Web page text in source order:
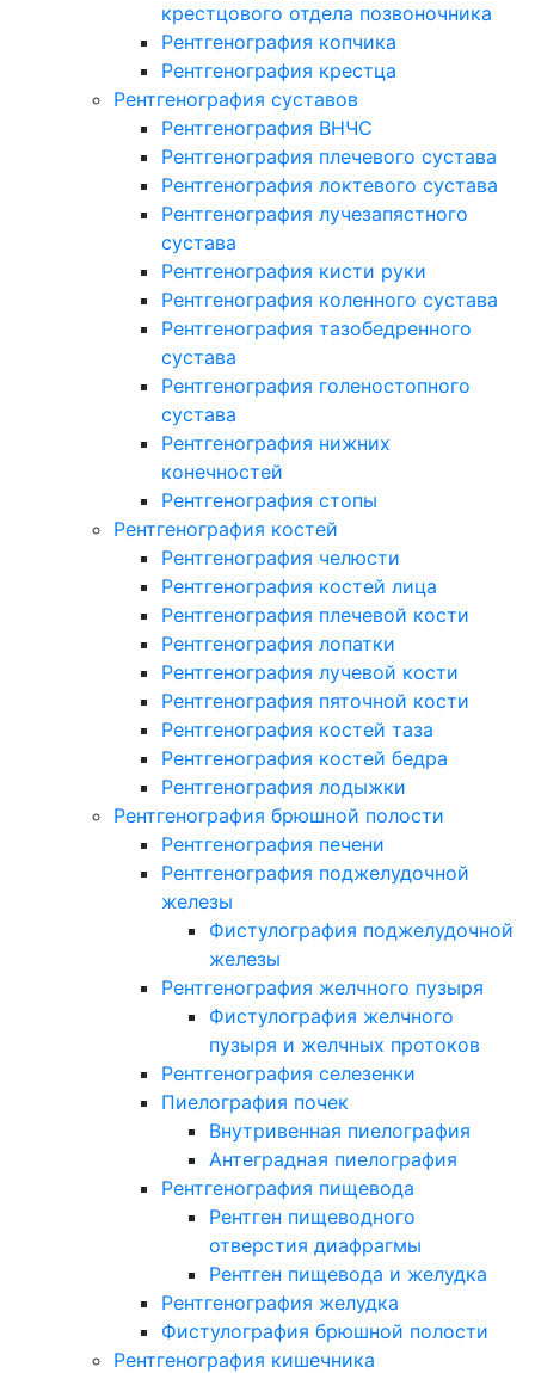
крестцового отдела позвоночника
Рентгенография копчика
Рентгенография крестца
Рентгенография суставов
Рентгенография ВНЧС
Рентгенография плечевого сустава
Рентгенография локтевого сустава
Рентгенография лучезапястного
сустава
Рентгенография кисти руки
Рентгенография коленного сустава
Рентгенография тазобедренного
сустава
Рентгенография голеностопного
сустава
Рентгенография нижних
конечностей
Рентгенография стопы
Рентгенография костей
Рентгенография челюсти
Рентгенография костей лица
Рентгенография плечевой кости
Рентгенография лопатки
Рентгенография лучевой кости
Рентгенография пяточной кости
Рентгенография костей таза
Рентгенография костей бедра
Рентгенография лодыжки
Рентгенография брюшной полости
Рентгенография печени
Рентгенография поджелудочной
железы
Фистулография поджелудочной
железы
Рентгенография желчного пузыря
Фистулография желчного
пузыря и желчных протоков
Рентгенография селезенки
Пиелография почек
Внутривенная пиелография
Антеградная пиелография
Рентгенография пищевода
Рентген пищеводного
отверстия диафрагмы
Рентген пищевода и желудка
Рентгенография желудка
Фистулография брюшной полости
Рентгенография кишечника